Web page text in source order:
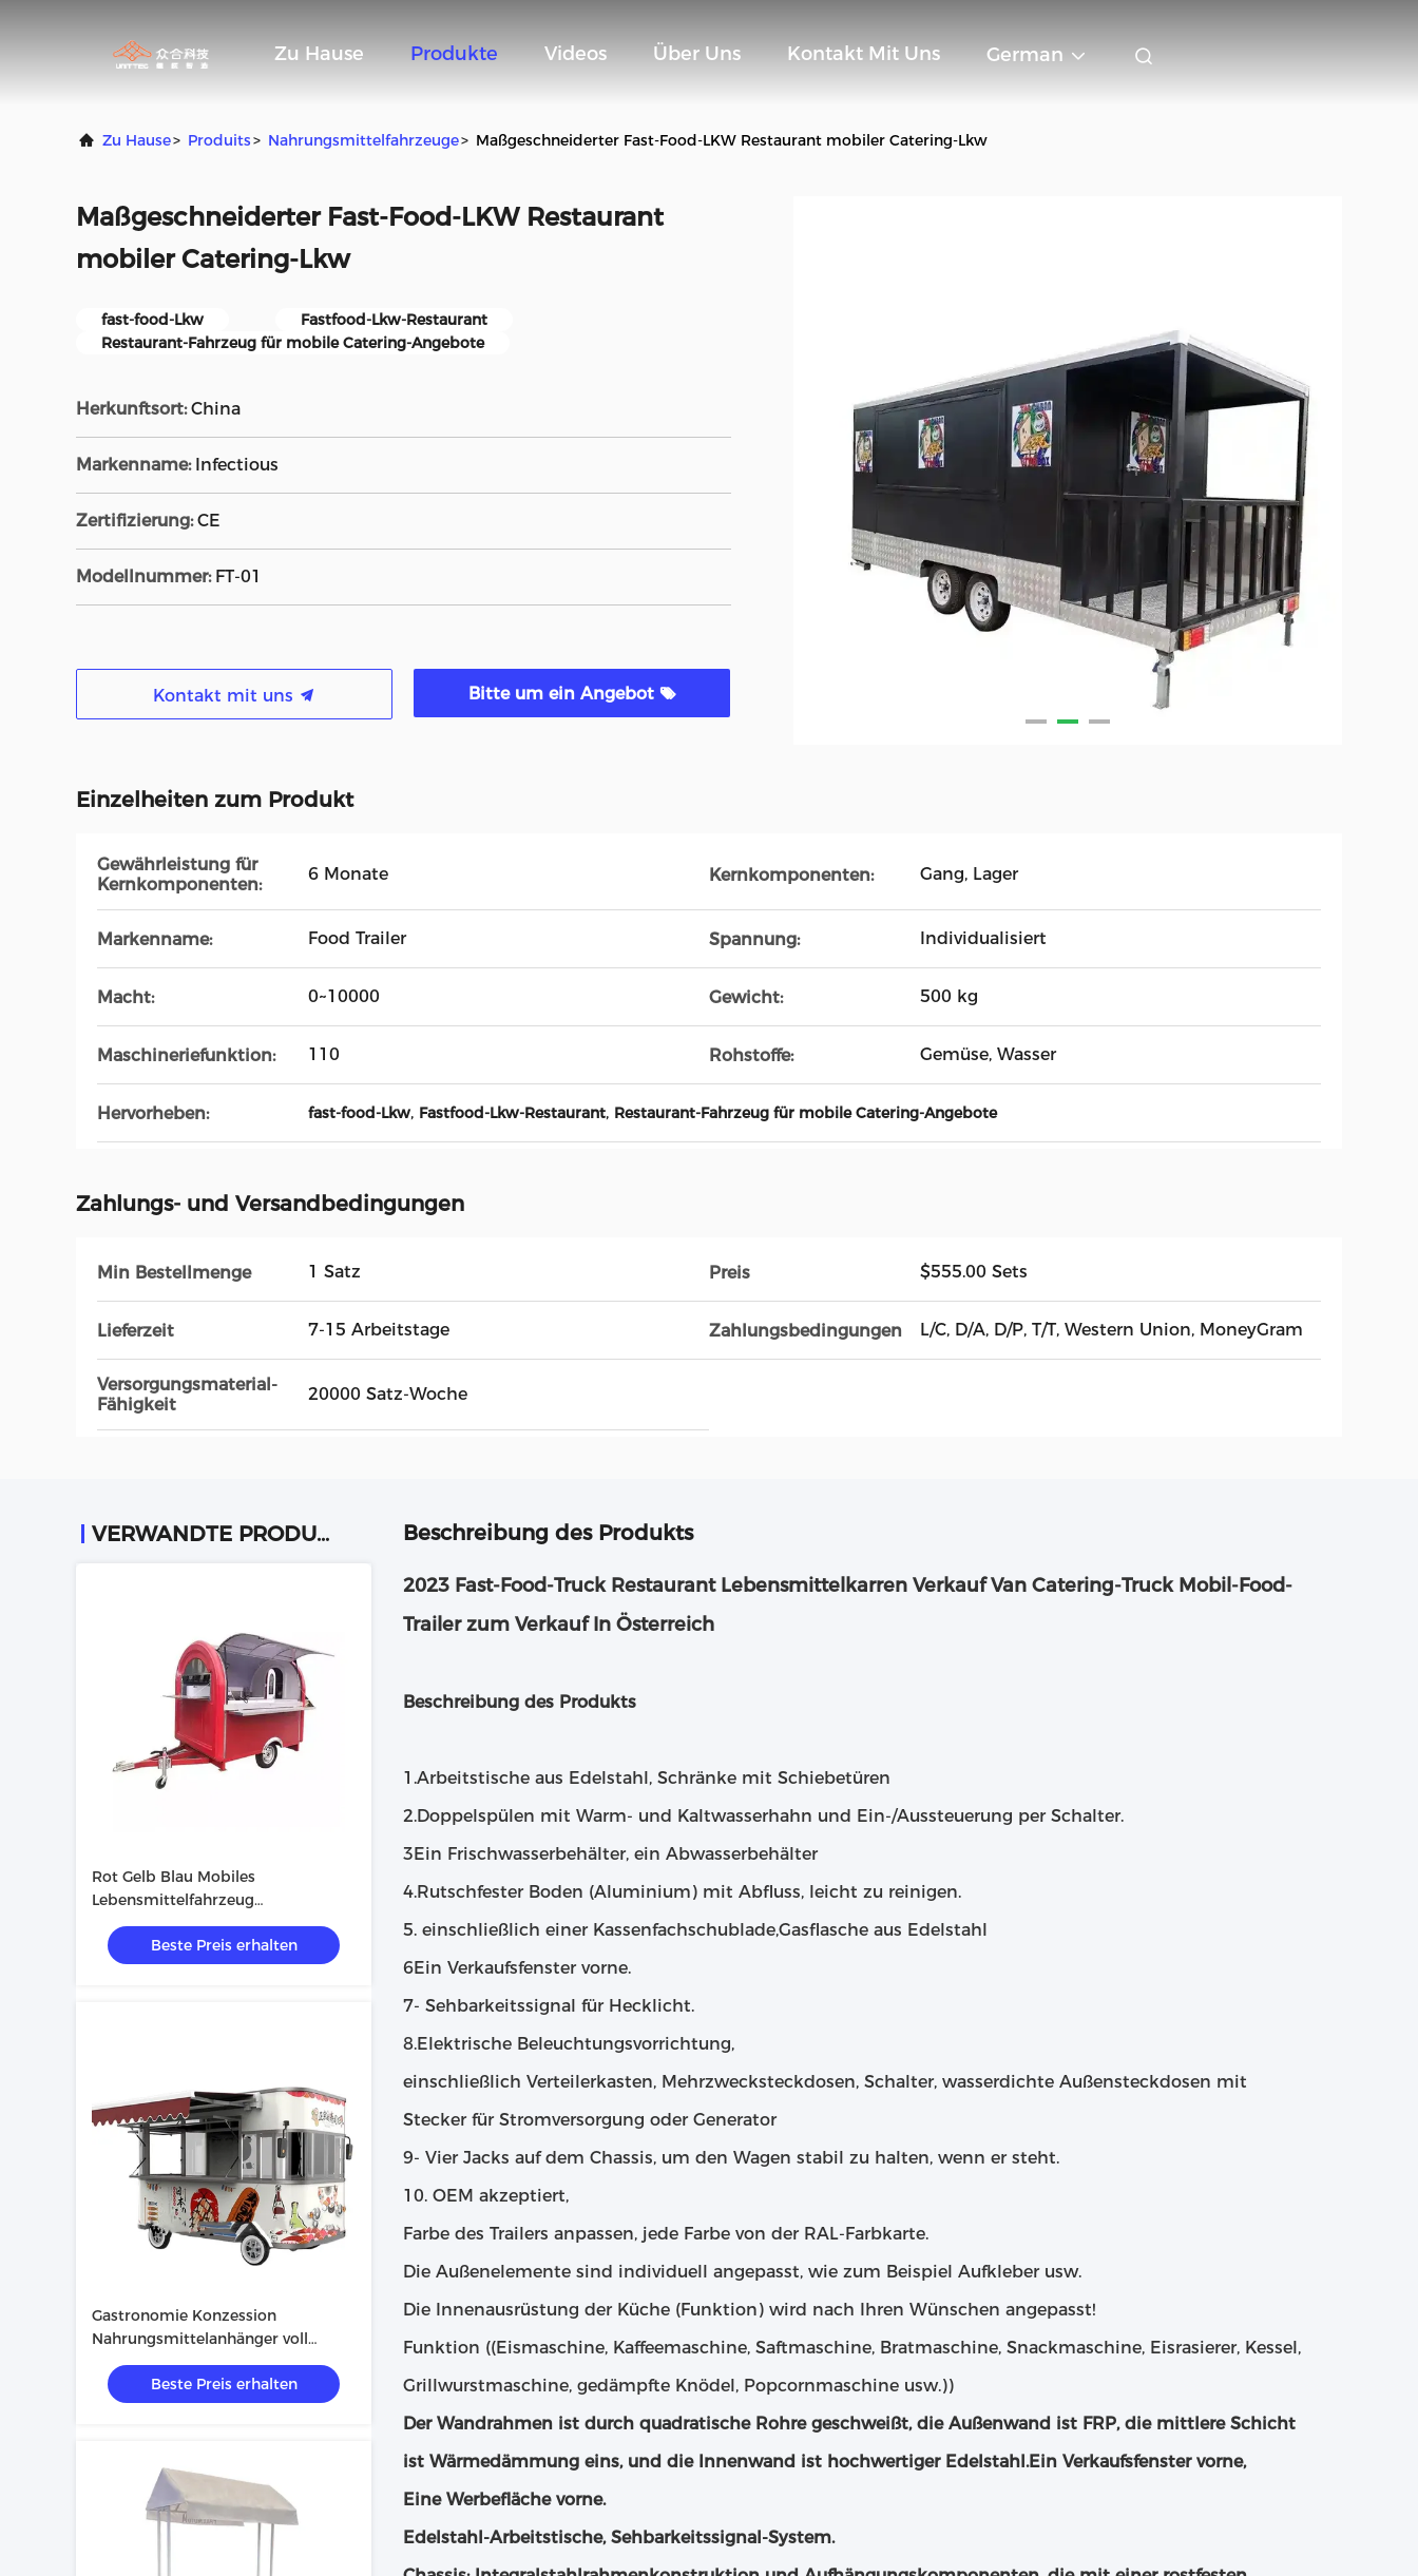
Zu Hause Produkte Videos Über Uns Kontakt Mit Uns German
Zu Hause> Produits> Nahrungsmittelfahrzeuge> Maßgeschneiderter Fast-Food-LKW Restaurant mobiler Catering-Lkw
Maßgeschneiderter Fast-Food-LKW Restaurant
mobiler Catering-Lkw
fast-food-Lkw
Fastfood-Lkw-Restaurant
Restaurant-Fahrzeug für mobile Catering-Angebote
Herkunftsort: China
Markenname: Infectious
Zertifizierung: CE
Modellnummer: FT-01
Kontakt mit uns Bitte um ein Angebot
Einzelheiten zum Produkt
Gewährleistung für
Kernkomponenten:
6 Monate Kernkomponenten: Gang, Lager
Markenname: Food Trailer Spannung: Individualisiert
Macht: 0~10000 Gewicht: 500 kg
Maschineriefunktion: 110 Rohstoffe: Gemüse, Wasser
Hervorheben: fast-food-Lkw, Fastfood-Lkw-Restaurant, Restaurant-Fahrzeug für mobile Catering-Angebote
Zahlungs- und Versandbedingungen
Min Bestellmenge 1 Satz Preis $555.00 Sets
Lieferzeit 7-15 Arbeitstage Zahlungsbedingungen L/C, D/A, D/P, T/T, Western Union, MoneyGram
Versorgungsmaterial-
Fähigkeit
20000 Satz-Woche
VERWANDTE PRODUKTE
Rot Gelb Blau Mobiles
Lebensmittelfahrzeug
Spezialisiertes Fastfoodfahrzeug
Beste Preis erhalten
Gastronomie Konzession
Nahrungsmittelanhänger voll
ausgestattet Nahrungsmittelwagen
Fastfood-Wagen
Beste Preis erhalten
Beschreibung des Produkts
2023 Fast-Food-Truck Restaurant Lebensmittelkarren Verkauf Van Catering-Truck Mobil-Food-
Trailer zum Verkauf In Österreich
Beschreibung des Produkts
1.Arbeitstische aus Edelstahl, Schränke mit Schiebetüren
2.Doppelspülen mit Warm- und Kaltwasserhahn und Ein-/Aussteuerung per Schalter.
3Ein Frischwasserbehälter, ein Abwasserbehälter
4.Rutschfester Boden (Aluminium) mit Abfluss, leicht zu reinigen.
5. einschließlich einer Kassenfachschublade,Gasflasche aus Edelstahl
6Ein Verkaufsfenster vorne.
7- Sehbarkeitssignal für Hecklicht.
8.Elektrische Beleuchtungsvorrichtung,
einschließlich Verteilerkasten, Mehrzwecksteckdosen, Schalter, wasserdichte Außensteckdosen mit
Stecker für Stromversorgung oder Generator
9- Vier Jacks auf dem Chassis, um den Wagen stabil zu halten, wenn er steht.
10. OEM akzeptiert,
Farbe des Trailers anpassen, jede Farbe von der RAL-Farbkarte.
Die Außenelemente sind individuell angepasst, wie zum Beispiel Aufkleber usw.
Die Innenausrüstung der Küche (Funktion) wird nach Ihren Wünschen angepasst!
Funktion ((Eismaschine, Kaffeemaschine, Saftmaschine, Bratmaschine, Snackmaschine, Eisrasierer, Kessel,
Grillwurstmaschine, gedämpfte Knödel, Popcornmaschine usw.))
Der Wandrahmen ist durch quadratische Rohre geschweißt, die Außenwand ist FRP, die mittlere Schicht
ist Wärmedämmung eins, und die Innenwand ist hochwertiger Edelstahl.Ein Verkaufsfenster vorne,
Eine Werbefläche vorne.
Edelstahl-Arbeitstische, Sehbarkeitssignal-System.